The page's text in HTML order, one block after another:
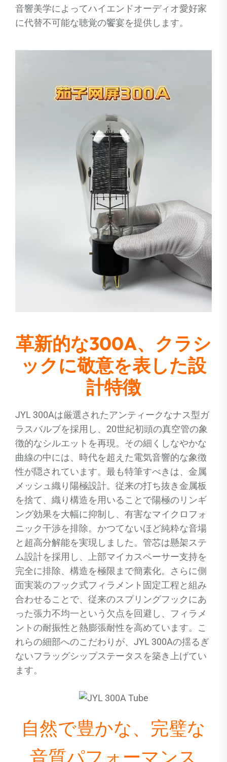
音響美学によってハイエンドオーディオ愛好家
に代替不可能な聴覚の饗宴を提供します。
革新的な300A、クラシ
ックに敬意を表した設
計特徴
JYL 300Aは厳選されたアンティークなナス型ガ
ラスバルブを採用し、20世紀初頭の真空管の象
徴的なシルエットを再現。その細くしなやかな
曲線の中には、時代を超えた電気音響的な象徴
性が隠されています。最も特筆すべきは、金属
メッシュ織り陽極設計。従来の打ち抜き金属板
を捨て、織り構造を用いることで陽極のリンギ
ング効果を大幅に抑制し、有害なマイクロフォ
ニック干渉を排除。かつてないほど純粋な音場
と超高分解能を実現しました。管芯は懸架ステ
ム設計を採用し、上部マイカスペーサー支持を
完全に排除、構造を極限まで簡素化。さらに側
面実装のフック式フィラメント固定工程と組み
合わせることで、従来のスプリングフックにあ
った張力不均一という欠点を回避し、フィラメ
ントの耐振性と熱膨張耐性を高めています。こ
れらの細部へのこだわりが、JYL 300Aの揺るぎ
ないフラッグシップステータスを築き上げてい
ます。
自然で豊かな、完璧な
音質パフォーマンス